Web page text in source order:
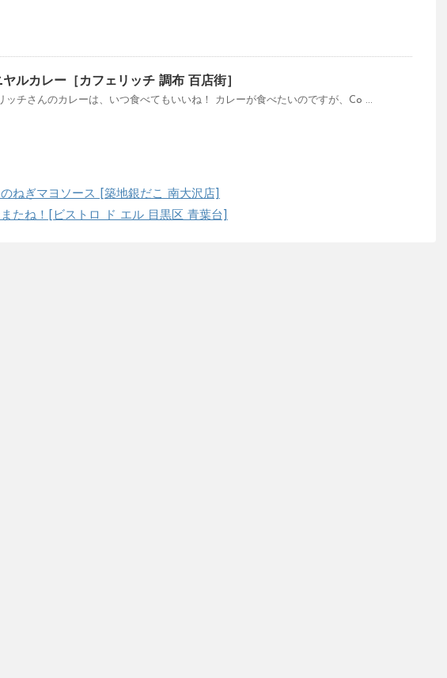
ヤルカレー［カフェリッチ 調布 百店街］
ッチさんのカレーは、いつ食べてもいいね！ カレーが食べたいのですが、Co ...
ねぎマヨソース [築地銀だこ 南大沢店]
たね！[ビストロ ド エル 目黒区 青葉台]